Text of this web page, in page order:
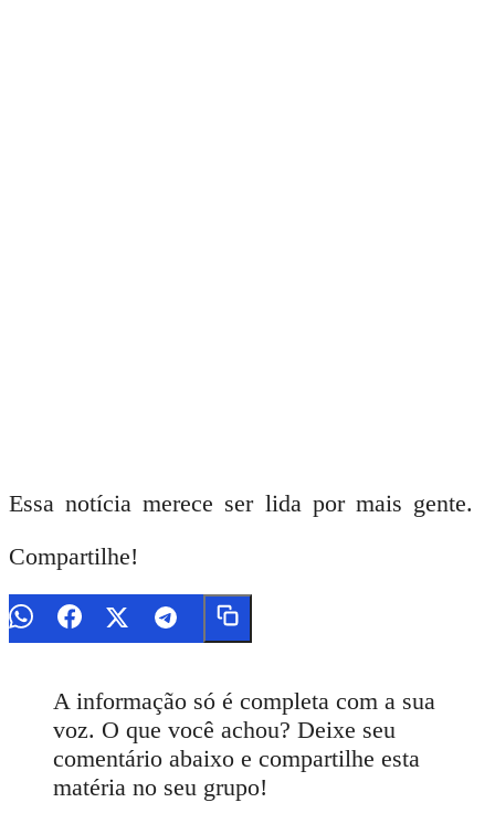
Essa notícia merece ser lida por mais gente.
Compartilhe!
A informação só é completa com a sua
voz. O que você achou? Deixe seu
comentário abaixo e compartilhe esta
matéria no seu grupo!